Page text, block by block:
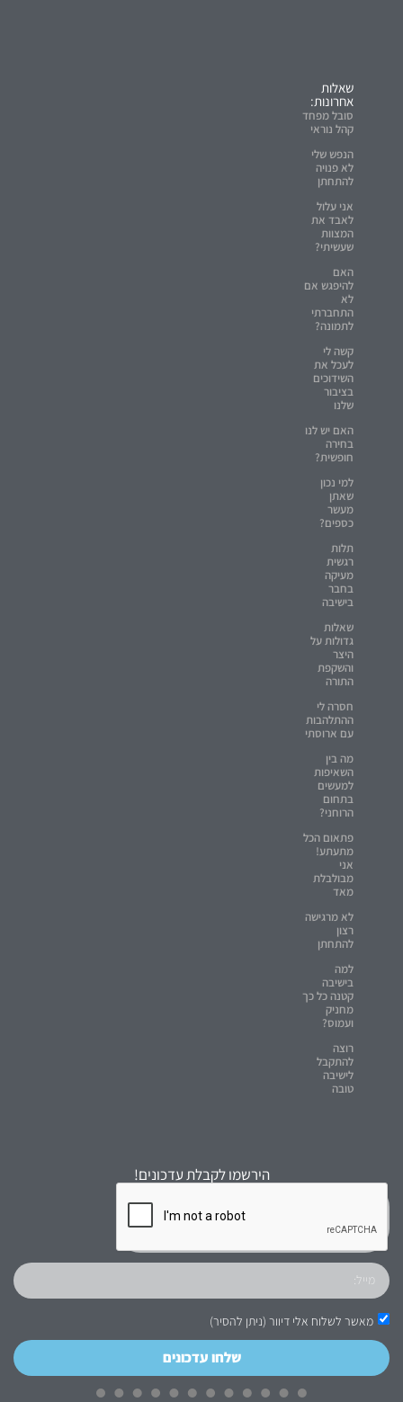
שאלות
אחרונות:
סובל מפחד
קהל נוראי
הנפש שלי
לא פנויה
להתחתן
אני עלול
לאבד את
המצוות
שעשיתי?
האם
להיפגש אם
לא
התחברתי
לתמונה?
קשה לי
לעכל את
השידוכים
בציבור
שלנו
האם יש לנו
בחירה
חופשית?
למי נכון
שאתן
מעשר
כספים?
תלות
רגשית
מעיקה
בחבר
בישיבה
שאלות
גדולות על
היצר
והשקפת
התורה
חסרה לי
ההתלהבות
עם ארוסתי
מה בין
השאיפות
למעשים
בתחום
הרוחני?
פתאום הכל
מתעתע!
אני
מבולבלת
מאד
לא מרגישה
רצון
להתחתן
למה
בישיבה
קטנה כל כך
מחניק
ועמוס?
רוצה
להתקבל
לישיבה
טובה
הירשמו לקבלת עדכונים!
מאשר לשלוח אלי דיוור (ניתן להסיר)
שלחו עדכונים